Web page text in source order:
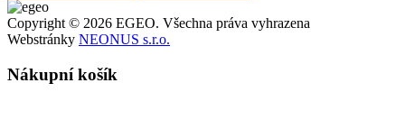
Copyright © 2026 EGEO. Všechna práva vyhrazena
Webstránky NEONUS s.r.o.
Nákupní košík